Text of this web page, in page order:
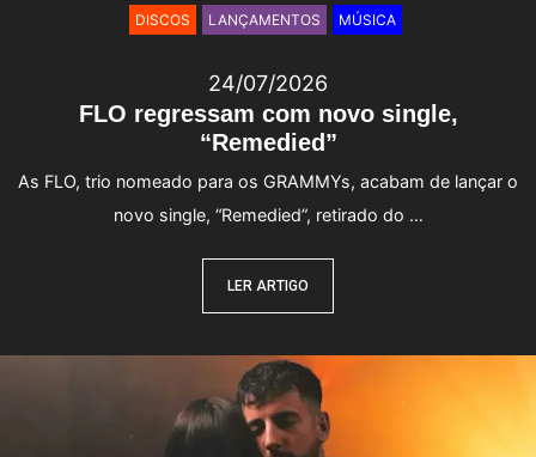
FLO regressam com novo single,
“Remedied”
24/07/2026
As FLO, trio nomeado para os GRAMMYs, acabam de lançar o
novo single, “Remedied”, retirado do …
LER ARTIGO
DISCOS LANÇAMENTOS MÚSICA